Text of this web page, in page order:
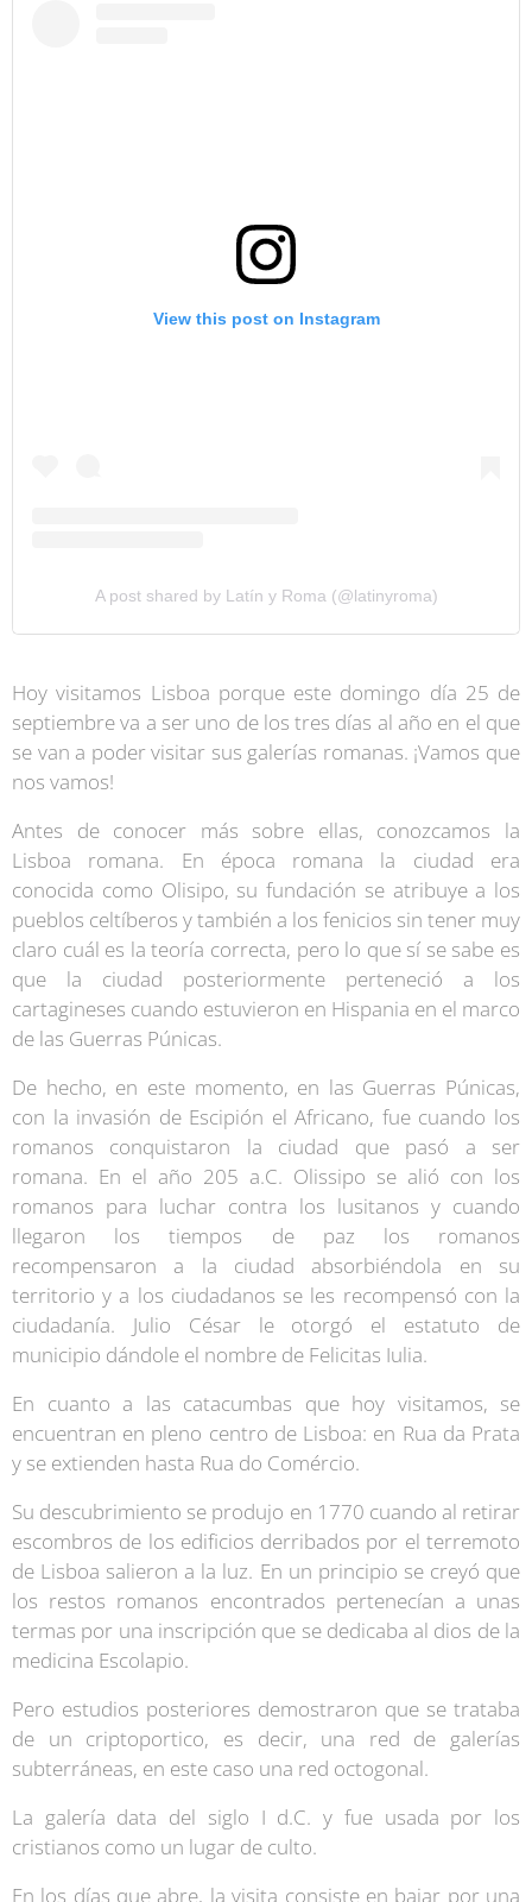
View this post on Instagram
A post shared by Latín y Roma (@latinyroma)
Hoy visitamos Lisboa porque este domingo día 25 de
septiembre va a ser uno de los tres días al año en el que
se van a poder visitar sus galerías romanas. ¡Vamos que
nos vamos!
Antes de conocer más sobre ellas, conozcamos la
Lisboa romana. En época romana la ciudad era
conocida como Olisipo, su fundación se atribuye a los
pueblos celtíberos y también a los fenicios sin tener muy
claro cuál es la teoría correcta, pero lo que sí se sabe es
que la ciudad posteriormente perteneció a los
cartagineses cuando estuvieron en Hispania en el marco
de las Guerras Púnicas.
De hecho, en este momento, en las Guerras Púnicas,
con la invasión de Escipión el Africano, fue cuando los
romanos conquistaron la ciudad que pasó a ser
romana. En el año 205 a.C. Olissipo se alió con los
romanos para luchar contra los lusitanos y cuando
llegaron los tiempos de paz los romanos
recompensaron a la ciudad absorbiéndola en su
territorio y a los ciudadanos se les recompensó con la
ciudadanía. Julio César le otorgó el estatuto de
municipio dándole el nombre de Felicitas Iulia.
En cuanto a las catacumbas que hoy visitamos, se
encuentran en pleno centro de Lisboa: en Rua da Prata
y se extienden hasta Rua do Comércio.
Su descubrimiento se produjo en 1770 cuando al retirar
escombros de los edificios derribados por el terremoto
de Lisboa salieron a la luz. En un principio se creyó que
los restos romanos encontrados pertenecían a unas
termas por una inscripción que se dedicaba al dios de la
medicina Escolapio.
Pero estudios posteriores demostraron que se trataba
de un criptoportico, es decir, una red de galerías
subterráneas, en este caso una red octogonal.
La galería data del siglo I d.C. y fue usada por los
cristianos como un lugar de culto.
En los días que abre, la visita consiste en bajar por una